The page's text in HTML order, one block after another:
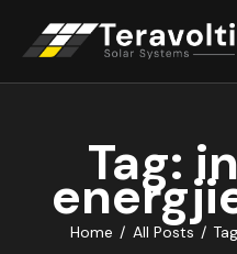
Tag:
Home All Posts